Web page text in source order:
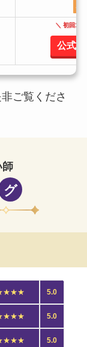
SS
＼ 初回10
公式
ご覧くださ
師
グ
5.0
5.0
5.0